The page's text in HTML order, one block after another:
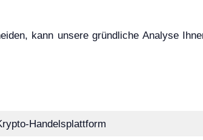
kann unsere gründliche Analyse
Handelsplattform